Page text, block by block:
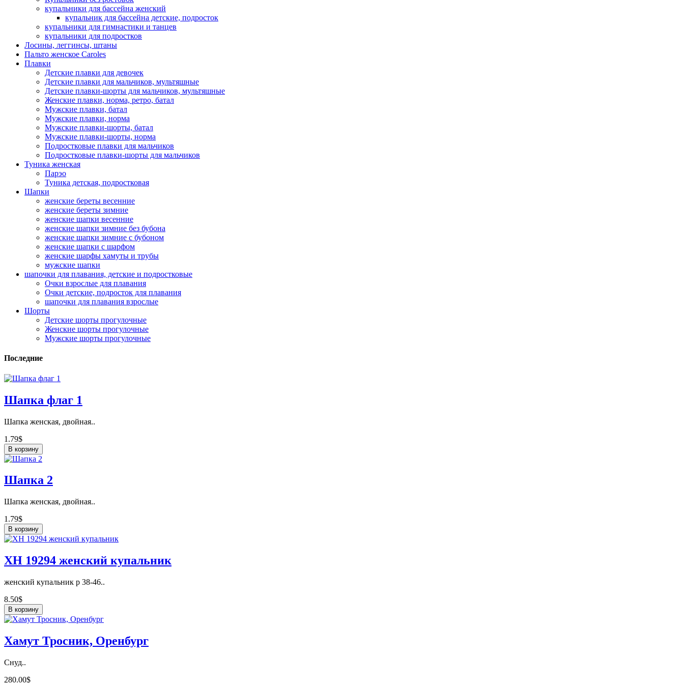
купальники для бассейна женский
купальник для бассейна детские, подросток
купальники для гимнастики и танцев
купальники для подростков
Лосины, леггинсы, штаны
Пальто женское Caroles
Плавки
Детские плавки для девочек
Детские плавки для мальчиков, мультяшные
Детские плавки-шорты для мальчиков, мультяшные
Женские плавки, норма, ретро, батал
Мужские плавки, батал
Мужские плавки, норма
Мужские плавки-шорты, батал
Мужские плавки-шорты, норма
Подростковые плавки для мальчиков
Подростковые плавки-шорты для мальчиков
Туникa женская
Парэо
Туника детская, подростковая
Шапки
женские береты весенние
женские береты зимние
женские шапки весенние
женские шапки зимние без бубона
женские шапки зимние с бубоном
женские шапки с шарфом
женские шарфы хамуты и трубы
мужские шапки
шапочки для плавания, детские и подростковые
Очки взрослые для плавания
Очки детские, подросток для плавания
шапочки для плавания взрослые
Шорты
Детские шорты прогулочные
Женские шорты прогулочные
Мужские шорты прогулочные
Последние
Шапка флаг 1
Шапка женская, двойная..
1.79$
В корзину
Шапка 2
Шапка женская, двойная..
1.79$
В корзину
ХН 19294 женский купальник
женский купальник р 38-46..
8.50$
В корзину
Хамут Тросник, Оренбург
Снуд..
280.00$